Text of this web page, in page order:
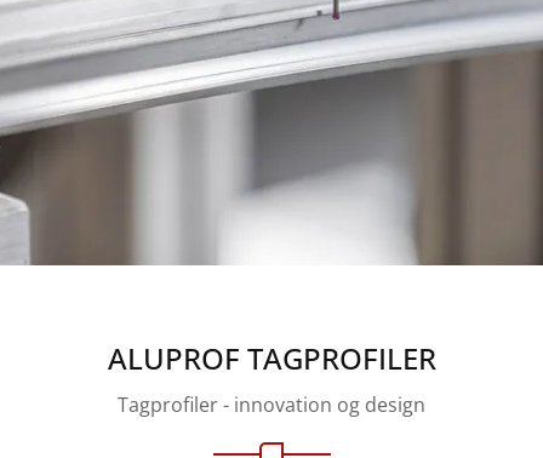
ALUPROF TAGPROFILER
Tagprofiler - innovation og design